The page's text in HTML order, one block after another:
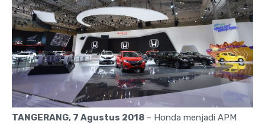
TANGERANG, 7 Agustus 2018 – Honda menjadi APM